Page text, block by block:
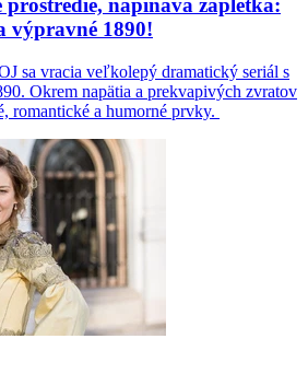
prostredie, napínavá zápletka:
výpravné 1890!
sa vracia veľkolepý dramatický seriál s
Okrem napätia a prekvapivých zvratov
romantické a humorné prvky.